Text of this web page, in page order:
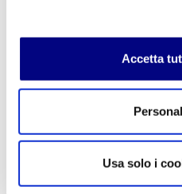
Accetta
Usa solo i
Lascia un
L'indirizzo email non verrà
obbligatori sono